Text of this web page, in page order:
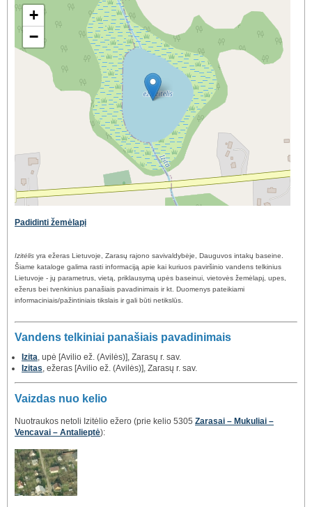
+
−
Padidinti žemėlapį
Izitėlis yra ežeras Lietuvoje, Zarasų rajono savivaldybėje, Dauguvos intakų baseine.
Šiame kataloge galima rasti informaciją apie kai kuriuos paviršinio vandens telkinius
Lietuvoje - jų parametrus, vietą, priklausymą upės baseinui, vietovės žemėlapį, upes,
ežerus bei tvenkinius panašiais pavadinimais ir kt. Duomenys pateikiami
informaciniais/pažintiniais tikslais ir gali būti netikslūs.
Vandens telkiniai panašiais pavadinimais
Izita, upė [Avilio ež. (Avilės)], Zarasų r. sav.
Izitas, ežeras [Avilio ež. (Avilės)], Zarasų r. sav.
Vaizdas nuo kelio
Nuotraukos netoli Izitėlio ežero (prie kelio 5305 Zarasai – Mukuliai –
Vencavai – Antalieptė):